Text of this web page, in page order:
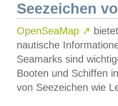
Seezeichen
OpenSeaMap ↗
nautische
Seamarks sind
Booten und Schiffen
von Seezeichen wie